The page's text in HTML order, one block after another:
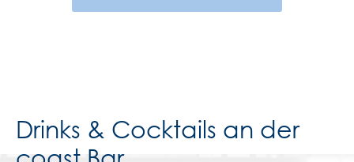
Drinks & Cocktails an der